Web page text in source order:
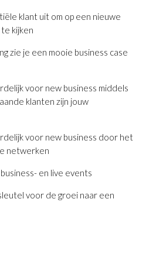
klant uit om op een nieuwe
kijken
zie je een mooie business case
voor new business middels
klanten zijn jouw
voor new business door het
netwerken
en live events
voor de groei naar een